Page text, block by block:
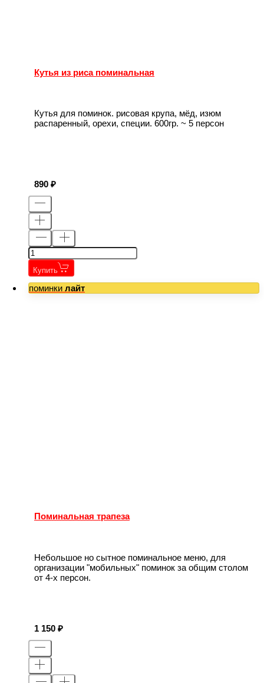
Кутья из риса поминальная
Кутья для поминок. рисовая крупа, мёд, изюм
распаренный, орехи, специи. 600гр. ~ 5 персон
890
Купить
поминки лайт
Поминальная трапеза
Небольшое но сытное поминальное меню, для
организации "мобильных" поминок за общим столом
от 4-х персон.
1 150